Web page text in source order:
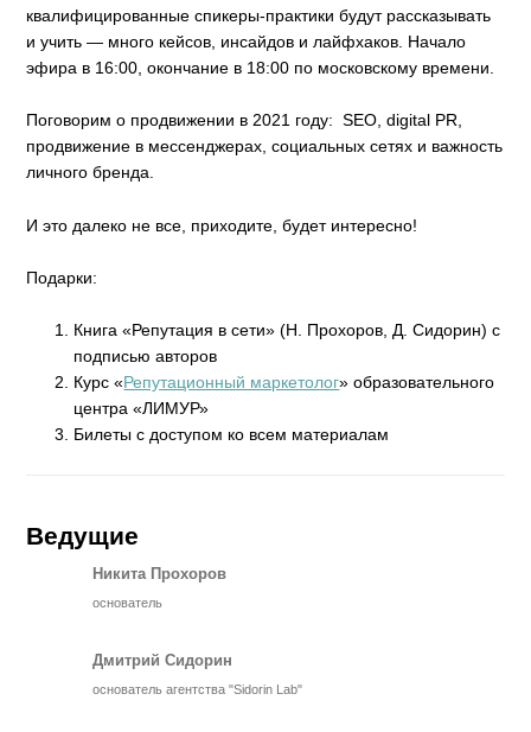
квалифицированные спикеры-практики будут рассказывать
и учить — много кейсов, инсайдов и лайфхаков. Начало
эфира в 16:00, окончание в 18:00 по московскому времени.
Поговорим о продвижении в 2021 году: SEO, digital PR,
продвижение в мессенджерах, социальных сетях и важность
личного бренда.
И это далеко не все, приходите, будет интересно!
Подарки:
Книга «Репутация в сети» (Н. Прохоров, Д. Сидорин) с
подписью авторов
Курс «Репутационный маркетолог» образовательного
центра «ЛИМУР»
Билеты с доступом ко всем материалам
Ведущие
Никита Прохоров
основатель
Дмитрий Сидорин
основатель агентства "Sidorin Lab"